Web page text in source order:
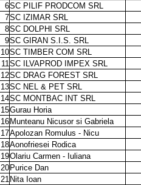
6SC PILIF PRODCOM SRL
7SC IZIMAR SRL
8SC DOLPHI SRL
9SC GIRAN S.I.S. SRL
10SC TIMBER COM SRL
11 SC ILVAPROD IMPEX SRL
12SC DRAG FOREST SRL
13SC NEL & PET SRL
14SC MONTBAC INT SRL
15Gurau Horia
16 Munteanu Nicusor si Gabriela
17Apolozan Romulus - Nicu
18Aonofriesei Rodica
19Olariu Carmen - Iuliana
20 Purice Dan
21 Nita Ioan